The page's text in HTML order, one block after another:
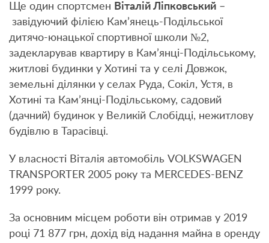
Ще один спортсмен Віталій Ліпковський –
завідуючий філією Кам’янець-Подільської
дитячо-юнацької спортивної школи №2,
задекларував квартиру в Кам’янці-Подільському,
житлові будинки у Хотині та у селі Довжок,
земельні ділянки у селах Руда, Сокіл, Устя, в
Хотині та Кам’янці-Подільському, садовий
(дачний) будинок у Великій Слобідці, нежитлову
будівлю в Тарасівці.
У власності Віталія автомобіль VOLKSWAGEN
TRANSPORTER 2005 року та MERCEDES-BENZ
1999 року.
За основним місцем роботи він отримав у 2019
році 71 877 грн, дохід від надання майна в оренду